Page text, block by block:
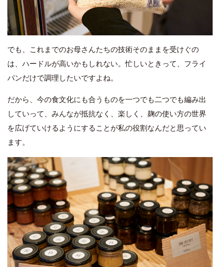
でも、これまでのお母さんたちの技術そのままを受けぐの
は、ハードルが高いかもしれない。忙しいときって、フライ
パンだけで調理したいですよね。
だから、今の食文化にも合うものを一つでも二つでも編み出
していって、みんなが抵抗なく、楽しく、麹の使い方の世界
を広げていけるようにすることが私の役割なんだと思ってい
ます。